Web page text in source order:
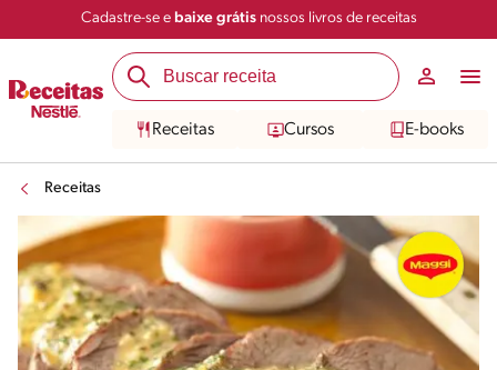
Cadastre-se e baixe grátisnossos livros de receitas
Receitas Cursos E-books
Receitas
Salvar Compartilhar